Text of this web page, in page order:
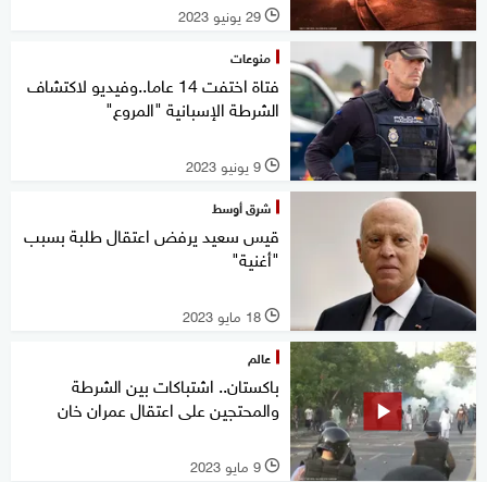
l 29 يونيو 2023
منوعات
فتاة اختفت 14 عاما..وفيديو لاكتشاف
الشرطة الإسبانية "المروع"
l 9 يونيو 2023
شرق أوسط
قيس سعيد يرفض اعتقال طلبة بسبب
"أغنية"
l 18 مايو 2023
عالم
باكستان.. اشتباكات بين الشرطة
والمحتجين على اعتقال عمران خان
l 9 مايو 2023